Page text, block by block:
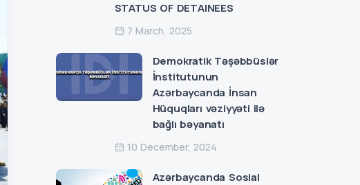
STATUS OF DETAINEES
7 March, 2025
Demokratik Təşəbbüslər
İnstitutunun
Azərbaycanda İnsan
Hüquqları vəziyyəti ilə
bağlı bəyanatı
10 December, 2024
Azərbaycanda Sosial